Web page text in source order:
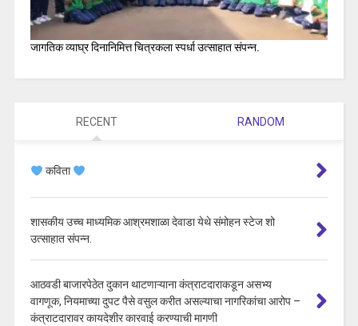
जागतिक व्याघ्र दिनानिमित्त चित्रकला स्पर्धा उत्साहात संपन्न.
RECENT RANDOM
कविता
शासकीय उच्च माध्यमिक आश्रमशाळा देवाडा येथे संमोहन स्टेज शो
उत्साहात संपन्न.
आठवडी बाजारपेठेत दुकान थाटणाऱ्याना कंत्राटदाराकडून असभ्य
वागणूक, नियमाच्या दुपट पैसे वसुल करीत असल्याचा नागरिकांचा आरोप –
कंत्राटदारावर कायदेशीर कारवाई करण्याची मागणी